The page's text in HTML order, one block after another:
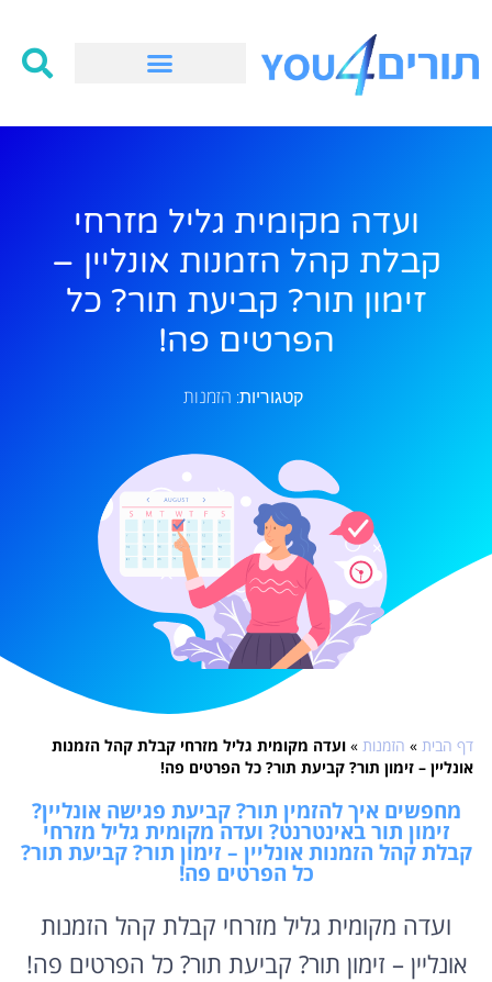
ועדה מקומית גליל מזרחי
קבלת קהל הזמנות אונליין –
זימון תור? קביעת תור? כל
הפרטים פה!
קטגוריות: הזמנות
דף הבית » הזמנות » ועדה מקומית גליל מזרחי קבלת קהל הזמנות
אונליין – זימון תור? קביעת תור? כל הפרטים פה!
מחפשים איך להזמין תור? קביעת פגישה אונליין?
זימון תור באינטרנט? ועדה מקומית גליל מזרחי
קבלת קהל הזמנות אונליין – זימון תור? קביעת תור?
כל הפרטים פה!
ועדה מקומית גליל מזרחי קבלת קהל הזמנות
אונליין – זימון תור? קביעת תור? כל הפרטים פה!